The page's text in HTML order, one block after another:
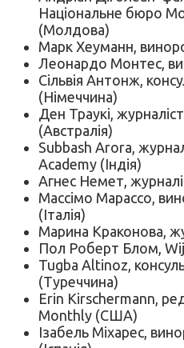
Національне бюро
(Молдова)
Марк Хеуманн,
Леонардо Монтес,
Сільвія Антонж,
(Німеччина)
Ден Траукі,
(Австралія)
Subbash Arora,
Academy (Індія)
Агнес Немет,
Массімо Марассо,
(Італія)
Марина Краконова,
Пол Роберт Блом,
Tugba Altinoz,
(Туреччина)
Erin Kirschermann,
Monthly (США)
Ізабель Міхарес,